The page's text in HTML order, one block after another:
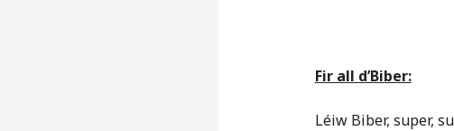
Fir all d’Biber:
Léiw Biber, super,